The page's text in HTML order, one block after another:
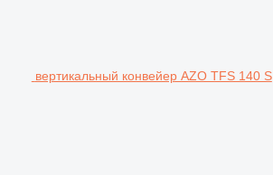
вертикальный конвейер AZO TFS 140 S